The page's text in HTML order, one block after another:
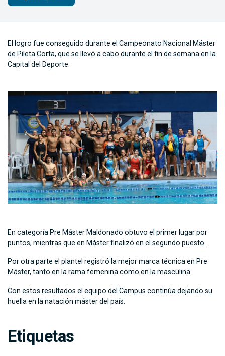
El logro fue conseguido durante el Campeonato Nacional Máster
de Pileta Corta, que se llevó a cabo durante el fin de semana en la
Capital del Deporte.
En categoría Pre Máster Maldonado obtuvo el primer lugar por
puntos, mientras que en Máster finalizó en el segundo puesto.
Por otra parte el plantel registró la mejor marca técnica en Pre
Máster, tanto en la rama femenina como en la masculina.
Con estos resultados el equipo del Campus continúa dejando su
huella en la natación máster del país.
Etiquetas